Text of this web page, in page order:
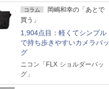
コラム
岡嶋和幸の「あとで
買う」
1,904点目：軽くてシンプル
で持ち歩きやすいカメラバッ
グ
ニコン「FLX ショルダーバッ
グ」